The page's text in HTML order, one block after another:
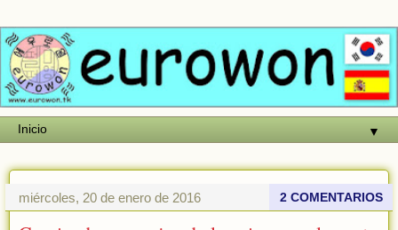
▼
miércoles, 20 de enero de 2016 2 COMENTARIOS